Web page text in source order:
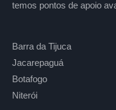
temos pontos de apoio
Barra da Tijuca
Jacarepaguá
Botafogo
Niterói